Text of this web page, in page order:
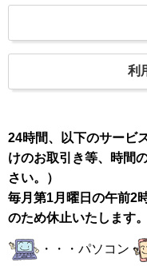
利
24時間、以下のサービ
けのお取引き等、時間
さい。）
毎月第1月曜日の午前2
のため休止いたします。
・・・パソコン